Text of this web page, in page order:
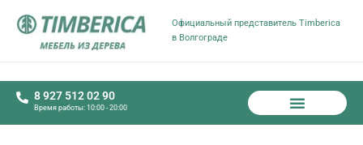
Официальный представитель Timberica
в Волгограде
8 927 512 02 90
Время работы: 10:00 - 20:00